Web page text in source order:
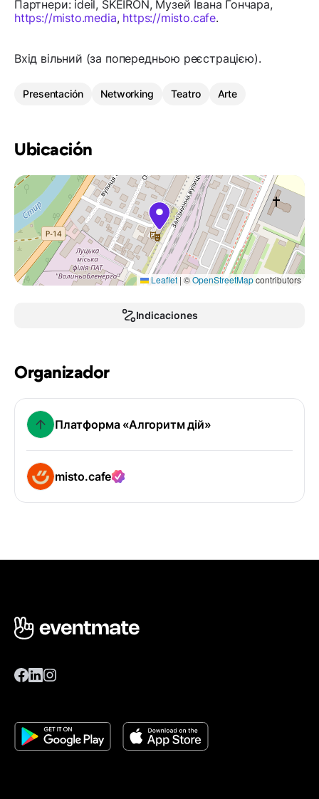
Партнери: ideil, SKEIRON, Музей Івана Гончара,
https://misto.media, https://misto.cafe.
Вхід вільний (за попередньою реєстрацією).
Presentación Networking Teatro Arte
Ubicación
Leaflet | ©OpenStreetMapcontributors
Indicaciones
Organizador
Платформа «Алгоритм дій»
misto.cafe